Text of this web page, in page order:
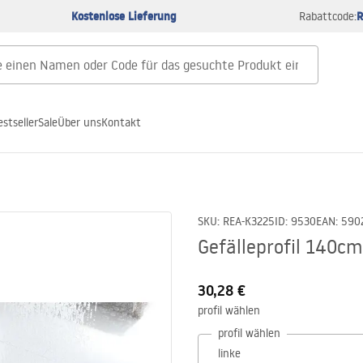
Kostenlose Lieferung Rabattcode:
SaleÜber unsKontakt
SKU: REA-K3225ID: 9530EAN:
Gefälleprofil
30,28 €
profil wählen
profil wählen